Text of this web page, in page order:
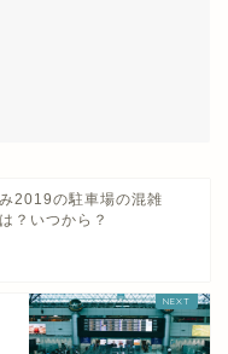
2019の駐車場の混雑
？いつから？